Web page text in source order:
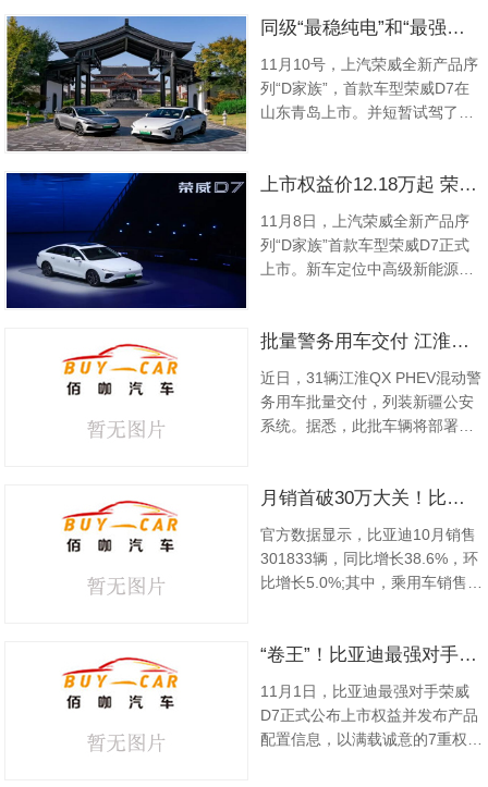
激光雷达在内的多项领先配置。
度体验了这台被誉为“史上最强6
系”的智能电动汽车。此次场地试
驾体验分为两个部分，一是赛道
同级“最稳纯电”和“最强插混”荣威D7双车青岛正式上市
11月10号，上汽荣威全新产品序
列“D家族”，首款车型荣威D7在
山东青岛上市。并短暂试驾了—
油、EV主打进阶操控。那么这款
我们一起来体验一下。作为D家
族系列首款车型，荣威D7是上汽
新能源科技深厚底蕴和创...
上市权益价12.18万起 荣威D7诚意上市
11月8日，上汽荣威全新产品序
列“D家族”首款车型荣威D7正式
上市。新车定位中高级新能源轿
万-17.08万元;“超级混动云感座
12.18万-14.18万元，极具爆款潜
质。即日起，消费者通过荣威官
方渠...
批量警务用车交付 江淮QX PHEV正式列装公安系统
近日，31辆江淮QX PHEV混动警
务用车批量交付，列装新疆公安
系统。据悉，此批车辆将部署到
次迎来混动警务用车。 硬核
和田地区位于新疆最南端，昆仑
高山成弧形横贯东西，地形以山
地和盆地为主。由于这里高海
月销首破30万大关！比亚迪10月汽车销量创新高
官方数据显示，比亚迪10月销售
301833辆，同比增长38.6%，环
比增长5.0%;其中，乘用车销售
月销量破30万。作为插混汽车的
DM车型共销售135590辆，同比
增长18.6%;EV纯电动车型共销售
1...
“卷王”！比亚迪最强对手荣威D7公布上市权益！
11月1日，比亚迪最强对手荣威
D7正式公布上市权益并发布产品
配置信息，以满载诚意的7重权益